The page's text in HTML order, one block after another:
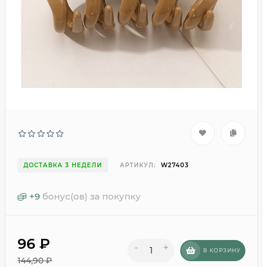
ДОСТАВКА 3 НЕДЕЛИ АРТИКУЛ: W27403
+9 бонус(ов) за покупку
96 ₽
144,90₽
- + В КОРЗИНУ